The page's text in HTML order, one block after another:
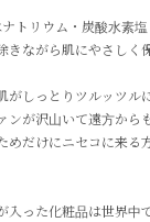
トリウム・炭酸水素塩
きながら肌にやさしく
がしっとりツルッツルに
ンが沢山いて遠方から
めだけにニセコに来る
入った化粧品は世界中